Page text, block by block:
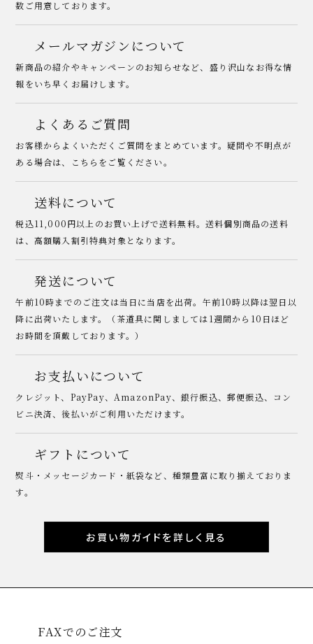
数ご用意しております。
メールマガジンについて
新商品の紹介やキャンペーンのお知らせなど、盛り沢山なお得な情
報をいち早くお届けします。
よくあるご質問
お客様からよくいただくご質問をまとめています。疑問や不明点が
ある場合は、こちらをご覧ください。
送料について
税込11,000円以上のお買い上げで送料無料。送料個別商品の送料
は、高額購入割引特典対象となります。
発送について
午前10時までのご注文は当日に当店を出荷。午前10時以降は翌日以
降に出荷いたします。（茶道具に関しましては1週間から10日ほど
お時間を頂戴しております。）
お支払いについて
クレジット、PayPay、AmazonPay、銀行振込、郵便振込、コン
ビニ決済、後払いがご利用いただけます。
ギフトについて
熨斗・メッセージカード・紙袋など、種類豊富に取り揃えておりま
す。
お買い物ガイドを詳しく見る
FAXでのご注文